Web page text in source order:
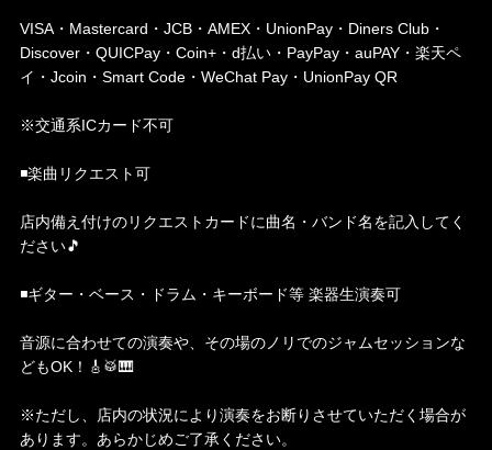
VISA・Mastercard・JCB・AMEX・UnionPay・Diners Club・
Discover・QUICPay・Coin+・d払い・PayPay・auPAY・楽天ペ
イ・Jcoin・Smart Code・WeChat Pay・UnionPay QR
※交通系ICカード不可
◾️楽曲リクエスト可
店内備え付けのリクエストカードに曲名・バンド名を記入してく
ださい🎵
◾️ギター・ベース・ドラム・キーボード等 楽器生演奏可
音源に合わせての演奏や、その場のノリでのジャムセッションな
どもOK！🎸🥁🎹
※ただし、店内の状況により演奏をお断りさせていただく場合が
あります。あらかじめご了承ください。